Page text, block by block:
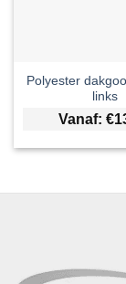
Polyester
links
Vanaf: €